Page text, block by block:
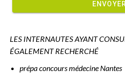
LES INTERNAUTES AYANT
ÉGALEMENT RECHERCHÉ
prépa concours médecine Nantes